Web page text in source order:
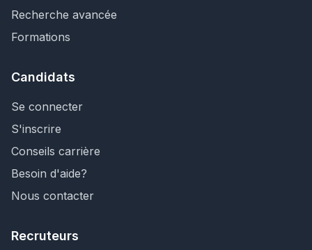
Recherche avancée
Formations
Candidats
Se connecter
S'inscrire
Conseils carrière
Besoin d'aide?
Nous contacter
Recruteurs